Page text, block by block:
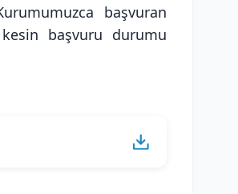
başvuran
başvuru durumu